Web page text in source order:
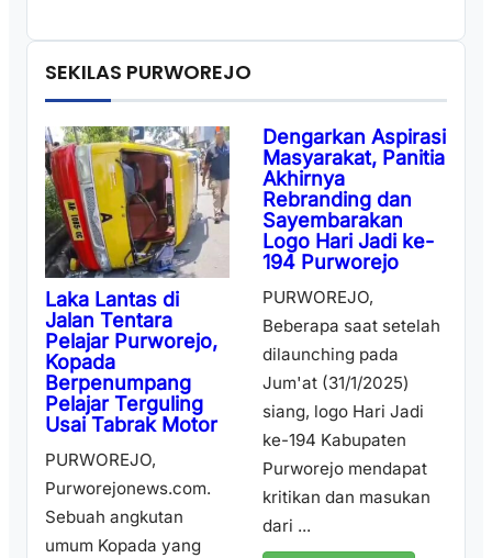
SEKILAS PURWOREJO
Laka Lantas di
Jalan Tentara
Pelajar Purworejo,
Kopada
Berpenumpang
Pelajar Terguling
Usai Tabrak Motor
PURWOREJO,
Purworejonews.com.
Sebuah angkutan
umum Kopada yang
Dengarkan Aspirasi
Masyarakat, Panitia
Akhirnya
Rebranding dan
Sayembarakan
Logo Hari Jadi ke-
194 Purworejo
PURWOREJO,
Beberapa saat setelah
dilaunching pada
Jum'at (31/1/2025)
siang, logo Hari Jadi
ke-194 Kabupaten
Purworejo mendapat
kritikan dan masukan
dari ...